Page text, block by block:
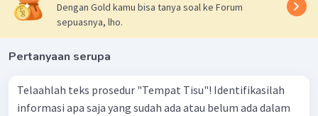
Dengan Gold kamu bisa tanya soal ke Forum
sepuasnya, lho.
Pertanyaan serupa
Telaahlah teks prosedur "Tempat Tisu"! Identifikasilah
informasi apa saja yang sudah ada atau belum ada dalam